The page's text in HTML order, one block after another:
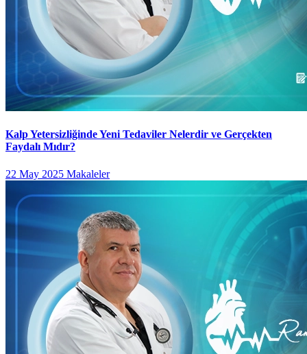
Kalp Yetersizliğinde Yeni Tedaviler Nelerdir ve Gerçekten
Faydalı Mıdır?
22 May 2025 Makaleler